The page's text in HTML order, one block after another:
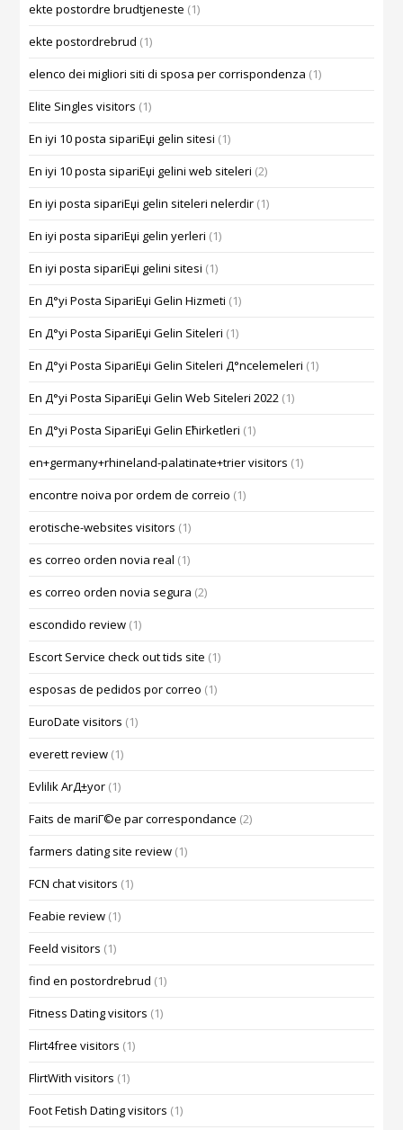
ekte postordre brudtjeneste (1)
ekte postordrebrud (1)
elenco dei migliori siti di sposa per corrispondenza (1)
Elite Singles visitors (1)
En iyi 10 posta sipariЕџi gelin sitesi (1)
En iyi 10 posta sipariЕџi gelini web siteleri (2)
En iyi posta sipariЕџi gelin siteleri nelerdir (1)
En iyi posta sipariЕџi gelin yerleri (1)
En iyi posta sipariЕџi gelini sitesi (1)
En Д°yi Posta SipariЕџi Gelin Hizmeti (1)
En Д°yi Posta SipariЕџi Gelin Siteleri (1)
En Д°yi Posta SipariЕџi Gelin Siteleri Д°ncelemeleri (1)
En Д°yi Posta SipariЕџi Gelin Web Siteleri 2022 (1)
En Д°yi Posta SipariЕџi Gelin Ећirketleri (1)
en+germany+rhineland-palatinate+trier visitors (1)
encontre noiva por ordem de correio (1)
erotische-websites visitors (1)
es correo orden novia real (1)
es correo orden novia segura (2)
escondido review (1)
Escort Service check out tids site (1)
esposas de pedidos por correo (1)
EuroDate visitors (1)
everett review (1)
Evlilik ArД±yor (1)
Faits de mariГ©e par correspondance (2)
farmers dating site review (1)
FCN chat visitors (1)
Feabie review (1)
Feeld visitors (1)
find en postordrebrud (1)
Fitness Dating visitors (1)
Flirt4free visitors (1)
FlirtWith visitors (1)
Foot Fetish Dating visitors (1)